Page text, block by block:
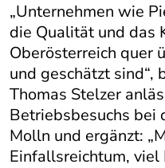
„Unternehmen wie
die Qualität und das
Oberösterreich quer
und geschätzt sind“,
Thomas Stelzer
Betriebsbesuchs bei
Molln und ergänzt:
Einfallsreichtum, viel